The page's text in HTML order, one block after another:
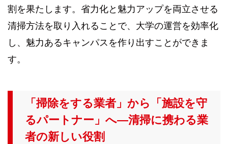
割を果たします。省力化と魅力アップを両立させる
清掃方法を取り入れることで、大学の運営を効率化
し、魅力あるキャンパスを作り出すことができま
す。
「掃除をする業者」から「施設を守
るパートナー」へ—清掃に携わる業
者の新しい役割